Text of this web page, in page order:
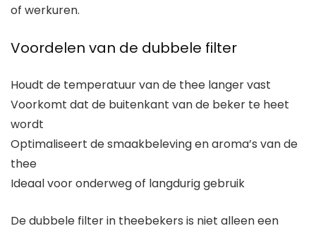
of werkuren.
Voordelen van de dubbele filter
Houdt de temperatuur van de thee langer vast
Voorkomt dat de buitenkant van de beker te heet
wordt
Optimaliseert de smaakbeleving en aroma’s van de
thee
Ideaal voor onderweg of langdurig gebruik
De dubbele filter in theebekers is niet alleen een